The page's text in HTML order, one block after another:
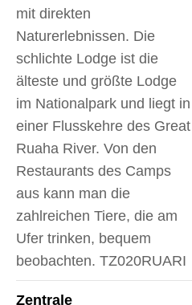
mit direkten
Naturerlebnissen. Die
schlichte Lodge ist die
älteste und größte Lodge
im Nationalpark und liegt in
einer Flusskehre des Great
Ruaha River. Von den
Restaurants des Camps
aus kann man die
zahlreichen Tiere, die am
Ufer trinken, bequem
beobachten. TZ020RUARI
Zentrale